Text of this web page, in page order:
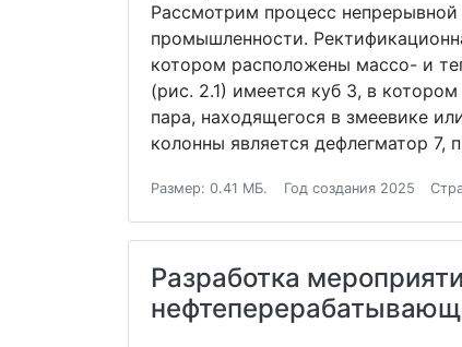
Рассмотрим процесс
промышленности.
котором расположены массо- и
(рис. 2.1) имеется куб 3, в
пара, находящегося в змеевике
колонны является дефлегматор 7,
Размер: 0.41 МБ. Год создания 2025
Разработка